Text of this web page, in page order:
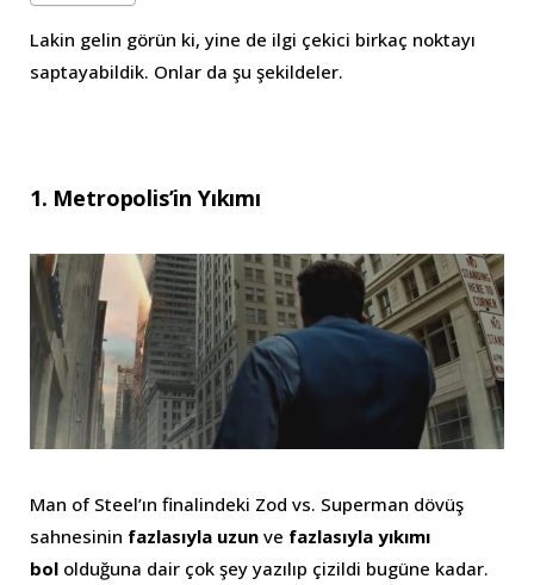
Lakin gelin görün ki, yine de ilgi çekici birkaç noktayı
saptayabildik. Onlar da şu şekildeler.
1. Metropolis’in Yıkımı
Man of Steel’ın finalindeki Zod vs. Superman dövüş
sahnesinin fazlasıyla uzun ve fazlasıyla yıkımı
bol olduğuna dair çok şey yazılıp çizildi bugüne kadar.